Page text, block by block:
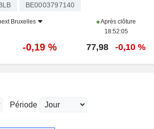
BE0003797140
Bruxelles
Après clôture
18:52:05
-0,19 % 77,98 -0,10 %
Période